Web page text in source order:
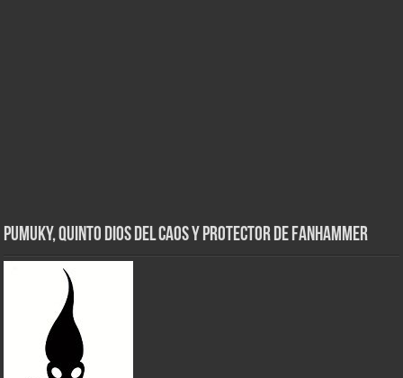
Pumuky, Quinto Dios del Caos y Protector de FanHammer